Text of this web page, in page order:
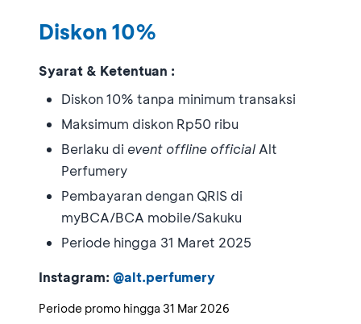
Diskon 10%
Syarat & Ketentuan :
Diskon 10% tanpa minimum transaksi
Maksimum diskon Rp50 ribu
Berlaku di event offline official Alt
Perfumery
Pembayaran dengan QRIS di
myBCA/BCA mobile/Sakuku
Periode hingga 31 Maret 2025
Instagram: @alt.perfumery
Periode promo hingga 31 Mar 2026